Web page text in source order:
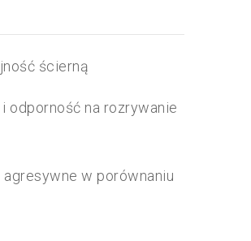
ścierną
odporność na rozrywanie
w porównaniu